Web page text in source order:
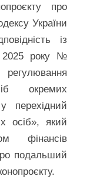
про
України
із
2025 року №
окремих
перехідний
осіб», який
фінансів
подальший